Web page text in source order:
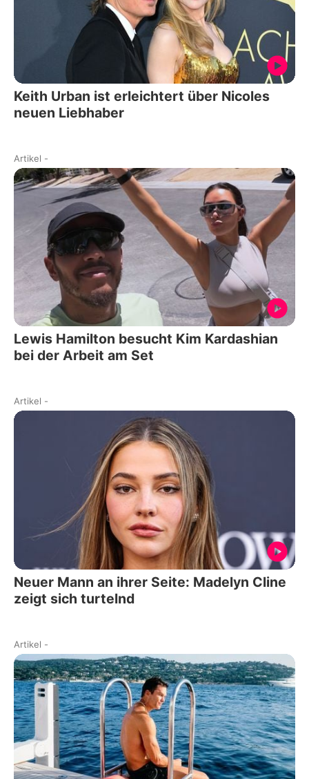
Keith Urban ist erleichtert über Nicoles
neuen Liebhaber
Artikel -
Lewis Hamilton besucht Kim Kardashian
bei der Arbeit am Set
Artikel -
Neuer Mann an ihrer Seite: Madelyn Cline
zeigt sich turtelnd
Artikel -